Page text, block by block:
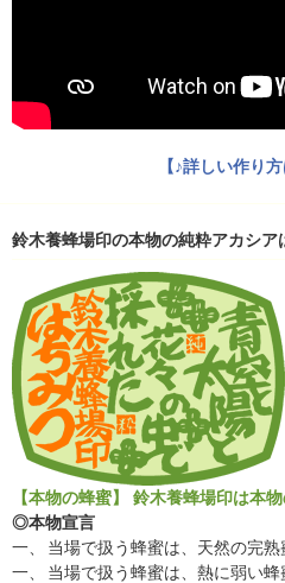
【♪詳しい作り
鈴木養蜂場印の本物の純粋アカシア
【本物の蜂蜜】 鈴木養蜂場印は本
◎本物宣言
一、
当場で扱う蜂蜜は、天然の完熟
一、
当場で扱う蜂蜜は、熱に弱い